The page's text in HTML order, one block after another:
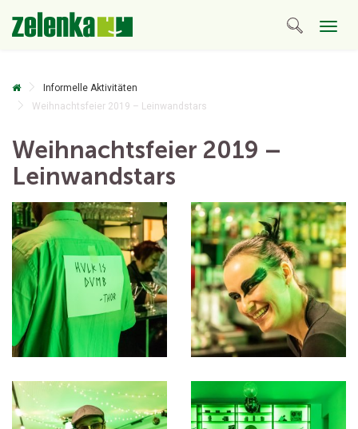
Informelle Aktivitäten
Weihnachtsfeier 2019 – Leinwandstars
Weihnachtsfeier 2019 –
Leinwandstars